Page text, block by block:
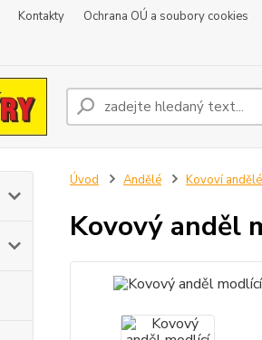
Kontakty Ochrana OÚ a soubory cookies
Úvod Andělé Kovoví andělé
Kovový anděl